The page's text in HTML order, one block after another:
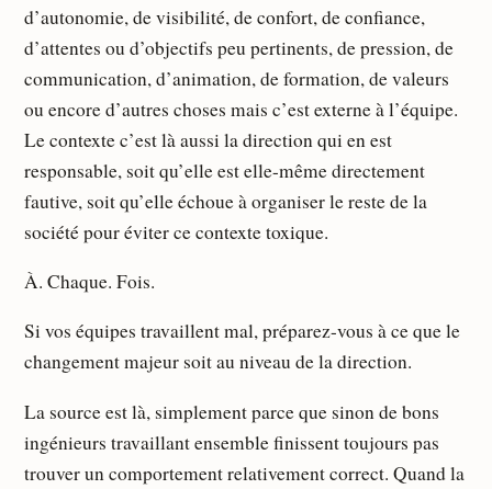
d’autonomie, de visibilité, de confort, de confiance,
d’attentes ou d’objectifs peu pertinents, de pression, de
communication, d’animation, de formation, de valeurs
ou encore d’autres choses mais c’est externe à l’équipe.
Le contexte c’est là aussi la direction qui en est
responsable, soit qu’elle est elle-même directement
fautive, soit qu’elle échoue à organiser le reste de la
société pour éviter ce contexte toxique.
À. Chaque. Fois.
Si vos équipes travaillent mal, préparez-vous à ce que le
changement majeur soit au niveau de la direction.
La source est là, simplement parce que sinon de bons
ingénieurs travaillant ensemble finissent toujours pas
trouver un comportement relativement correct. Quand la